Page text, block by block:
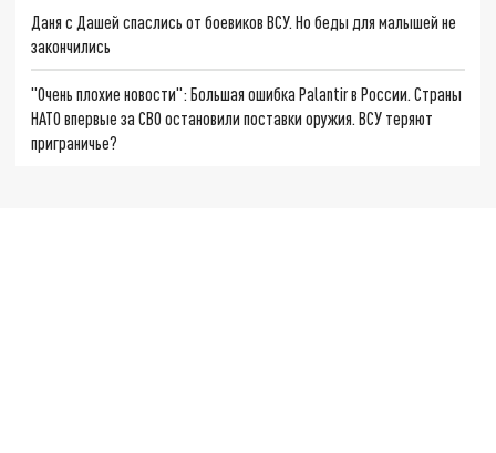
Даня с Дашей спаслись от боевиков ВСУ. Но беды для малышей не
закончились
"Очень плохие новости": Большая ошибка Palantir в России. Страны
НАТО впервые за СВО остановили поставки оружия. ВСУ теряют
приграничье?